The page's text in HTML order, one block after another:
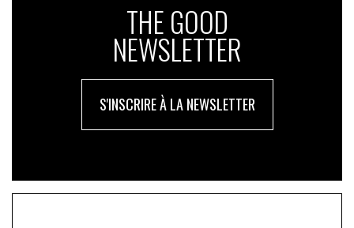
THE GOOD
NEWSLETTER
S'INSCRIRE À LA NEWSLETTER